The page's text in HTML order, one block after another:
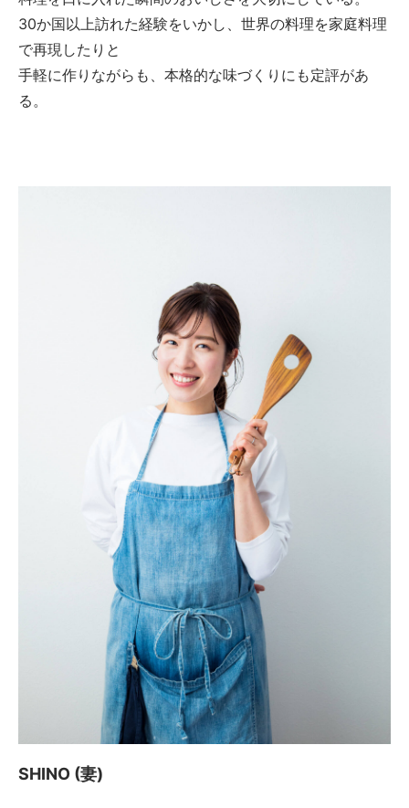
30か国以上訪れた経験をいかし、世界の料理を家庭料理
で再現したりと
手軽に作りながらも、本格的な味づくりにも定評があ
る。
SHINO (妻)